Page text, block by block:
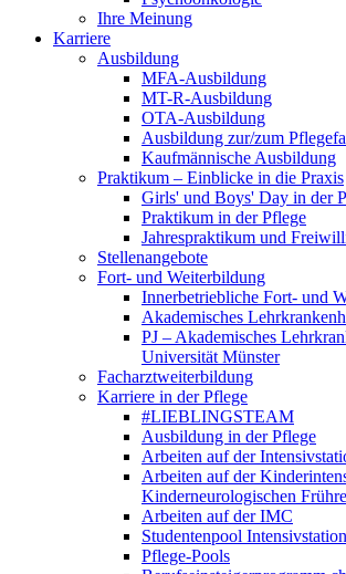
Ihre Meinung
Karriere
Ausbildung
MFA-Ausbildung
MT-R-Ausbildung
OTA-Ausbildung
Ausbildung zur/zum
Kaufmännische Ausbildung
Praktikum – Einblicke in die Praxis
Girls' und Boys' Day in der
Praktikum in der Pflege
Jahrespraktikum und
Stellenangebote
Fort- und Weiterbildung
Innerbetriebliche Fort- und
Akademisches
PJ – Akademisches
Universität Münster
Facharztweiterbildung
Karriere in der Pflege
#LIEBLINGSTEAM
Ausbildung in der Pflege
Arbeiten auf der
Arbeiten auf der
Kinderneurologischen
Arbeiten auf der IMC
Studentenpool
Pflege-Pools